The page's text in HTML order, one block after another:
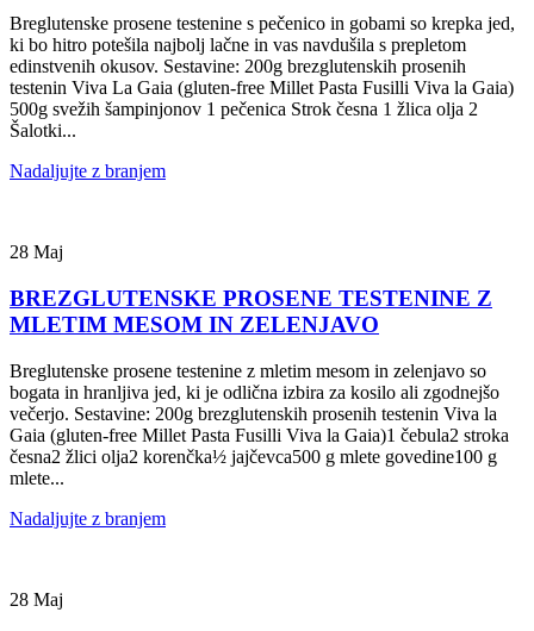
Breglutenske prosene testenine s pečenico in gobami so krepka jed,
ki bo hitro potešila najbolj lačne in vas navdušila s prepletom
edinstvenih okusov. Sestavine: 200g brezglutenskih prosenih
testenin Viva La Gaia (gluten-free Millet Pasta Fusilli Viva la Gaia)
500g svežih šampinjonov 1 pečenica Strok česna 1 žlica olja 2
Šalotki...
Nadaljujte z branjem
28 Maj
BREZGLUTENSKE PROSENE TESTENINE Z
MLETIM MESOM IN ZELENJAVO
Breglutenske prosene testenine z mletim mesom in zelenjavo so
bogata in hranljiva jed, ki je odlična izbira za kosilo ali zgodnejšo
večerjo. Sestavine: 200g brezglutenskih prosenih testenin Viva la
Gaia (gluten-free Millet Pasta Fusilli Viva la Gaia)1 čebula2 stroka
česna2 žlici olja2 korenčka½ jajčevca500 g mlete govedine100 g
mlete...
Nadaljujte z branjem
28 Maj